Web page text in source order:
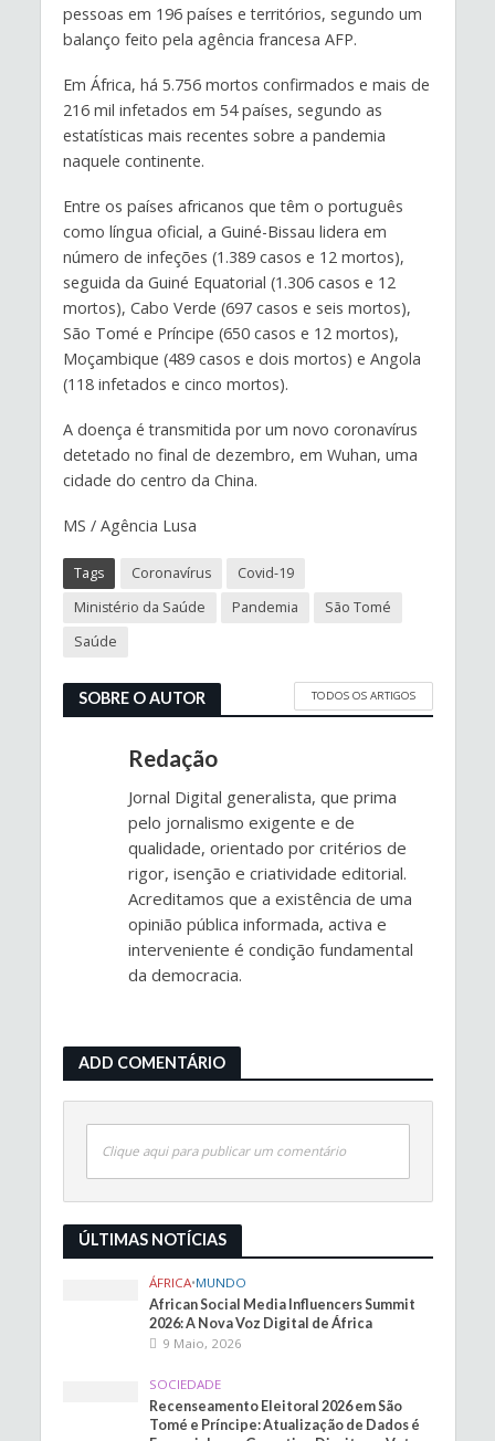
pessoas em 196 países e territórios, segundo um
balanço feito pela agência francesa AFP.
Em África, há 5.756 mortos confirmados e mais de
216 mil infetados em 54 países, segundo as
estatísticas mais recentes sobre a pandemia
naquele continente.
Entre os países africanos que têm o português
como língua oficial, a Guiné-Bissau lidera em
número de infeções (1.389 casos e 12 mortos),
seguida da Guiné Equatorial (1.306 casos e 12
mortos), Cabo Verde (697 casos e seis mortos),
São Tomé e Príncipe (650 casos e 12 mortos),
Moçambique (489 casos e dois mortos) e Angola
(118 infetados e cinco mortos).
A doença é transmitida por um novo coronavírus
detetado no final de dezembro, em Wuhan, uma
cidade do centro da China.
MS / Agência Lusa
Tags Coronavírus
Covid-19
Ministério da Saúde
Pandemia
São Tomé
Saúde
SOBRE O AUTOR TODOS OS ARTIGOS
Redação
Jornal Digital generalista, que prima
pelo jornalismo exigente e de
qualidade, orientado por critérios de
rigor, isenção e criatividade editorial.
Acreditamos que a existência de uma
opinião pública informada, activa e
interveniente é condição fundamental
da democracia.
ADD COMENTÁRIO
Clique aqui para publicar um comentário
ÚLTIMAS NOTÍCIAS
ÁFRICA•MUNDO
African Social Media Influencers Summit
2026: A Nova Voz Digital de África
9 Maio, 2026
SOCIEDADE
Recenseamento Eleitoral 2026 em São
Tomé e Príncipe: Atualização de Dados é